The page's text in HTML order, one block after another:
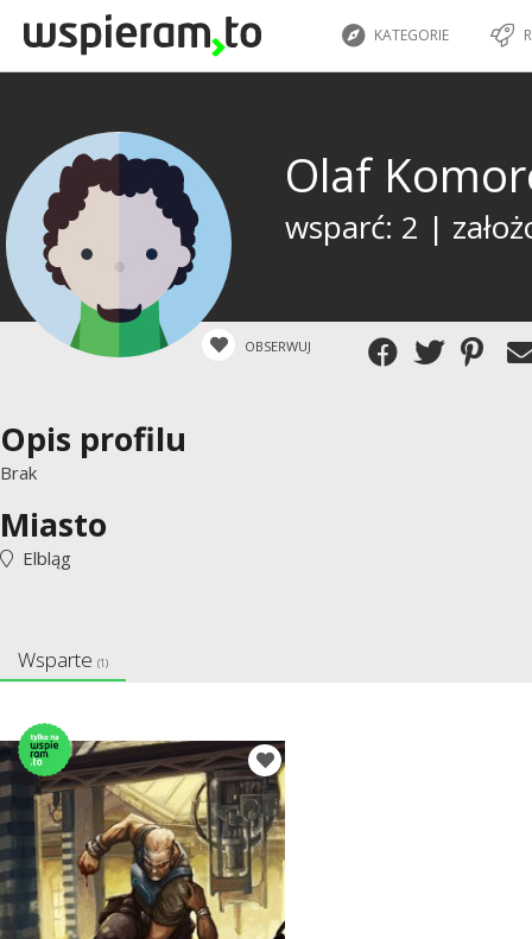
KATEGORIE
Olaf
wsparć: 2 |
OBSERWUJ
Opis profilu
Brak
Miasto
Elbląg
Wsparte (1)